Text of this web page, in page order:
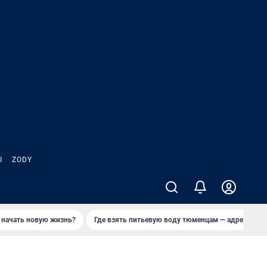
ZODY
начать новую жизнь? Где взять питьевую воду тюменцам — адреса